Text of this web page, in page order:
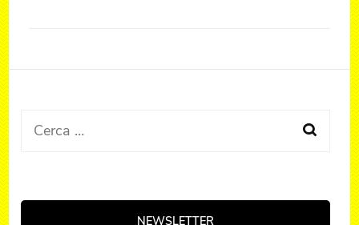
Ricerca
NEWSLETTER